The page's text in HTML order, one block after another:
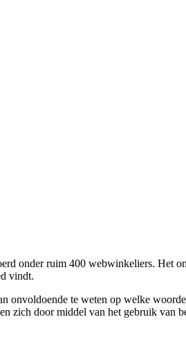
onder ruim 400 webwinkeliers. Het
vindt.
onvoldoende te weten op welke
zich door middel van het gebruik van